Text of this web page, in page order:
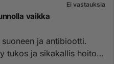
Ei vastauksia
vaikka
ja antibiootti.
tukos ja sikakallis hoito.